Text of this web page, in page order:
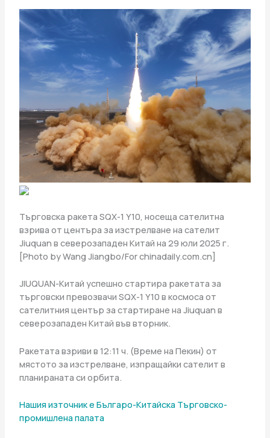
Търговска ракета SQX-1 Y10, носеща сателитна
взрива от центъра за изстрелване на сателит
Jiuquan в северозападен Китай на 29 юли 2025 г.
[Photo by Wang Jiangbo/For chinadaily.com.cn]
JIUQUAN-Китай успешно стартира ракетата за
търговски превозвачи SQX-1 Y10 в космоса от
сателитния център за стартиране на Jiuquan в
северозападен Китай във вторник.
Ракетата взриви в 12:11 ч. (Време на Пекин) от
мястото за изстрелване, изпращайки сателит в
планираната си орбита.
Нашия източник е Българо-Китайска Търговско-
промишлена палaта